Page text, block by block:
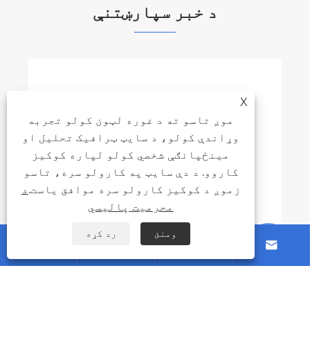
د خبر سپارښتنې
تصدیقونه (KEMA, ASTA) ستاسو د
راتلونکي زیربنا پروژې لپاره مهم دي
نور وګوره >>

 
X
موږ تاسو ته د غوره لټون کولو تجربه
وړاندې کولو، د سایټ ټرافيک تحلیل او
مینځپانګې شخصي کولو لپاره کوکیز
کاروو. د دې سایټ په کارولو سره، تاسو
زموږ د کوکیز کارولو سره موافق یاست. د
محرمیت پالیسي
رد کړه ومنئ